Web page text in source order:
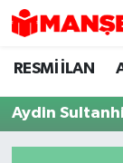
RESMİ İLAN
Aydin
Hava
Trafik